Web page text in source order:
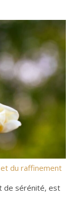
et du raffinement
de sérénité, est